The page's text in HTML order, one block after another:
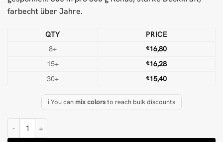
farbecht über Jahre.
QTY
PRICE
8+
€16,80
15+
€16,28
30+
€15,40
ℹ️ You can mix colorsto reach bulk discounts
Hellrosa 500 g Wolle Tufting-Garn Menge